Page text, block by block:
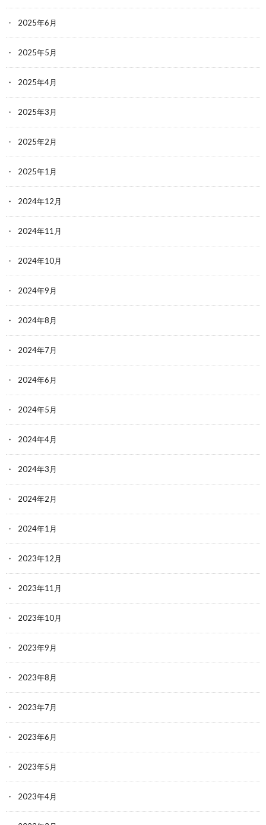
2025年6月
2025年5月
2025年4月
2025年3月
2025年2月
2025年1月
2024年12月
2024年11月
2024年10月
2024年9月
2024年8月
2024年7月
2024年6月
2024年5月
2024年4月
2024年3月
2024年2月
2024年1月
2023年12月
2023年11月
2023年10月
2023年9月
2023年8月
2023年7月
2023年6月
2023年5月
2023年4月